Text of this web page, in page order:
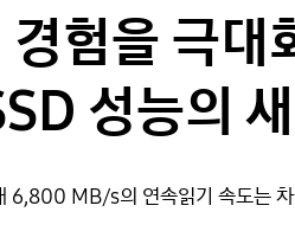
경험을 극대
성능의
MB/s의 연속읽기 속도는 차